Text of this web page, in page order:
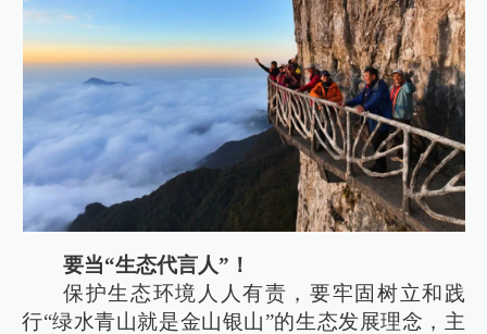
要当“生态代言人”！
保护生态环境人人有责，要牢固树立和践
行“绿水青山就是金山银山”的生态发展理念，主